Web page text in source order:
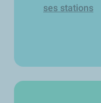
ses stations